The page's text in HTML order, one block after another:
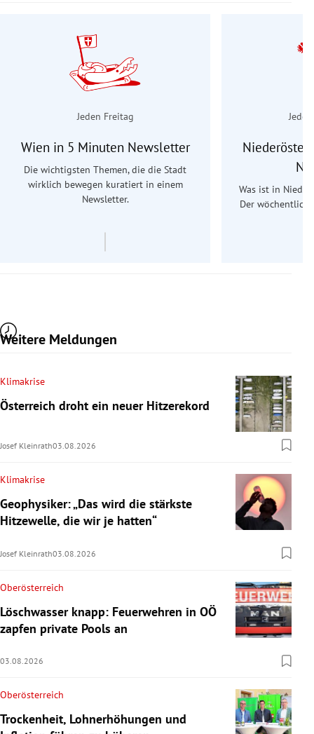
Jeden Freitag
Wien in 5 Minuten Newsletter
Die wichtigsten Themen, die die Stadt
wirklich bewegen kuratiert in einem
Newsletter.
Was ist in
Der
Weitere Meldungen
Klimakrise
Österreich droht ein neuer Hitzerekord
Josef Kleinrath03.08.2026
Klimakrise
Geophysiker: „Das wird die stärkste
Hitzewelle, die wir je hatten“
Josef Kleinrath03.08.2026
Oberösterreich
Löschwasser knapp: Feuerwehren in OÖ
zapfen private Pools an
03.08.2026
Oberösterreich
Trockenheit, Lohnerhöhungen und